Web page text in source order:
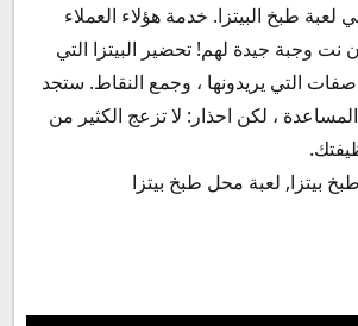
لعبة طبخ البيتزا. خدمة هؤلاء العملاء
نت وجبة جيدة لهم! تحضير البيتزا التي
التي يريدونها ، وجمع النقاط. ستجد
، لكن احذار: لا تزعج الكثير من
بيتزا, لعبة محل طبخ بيتزا